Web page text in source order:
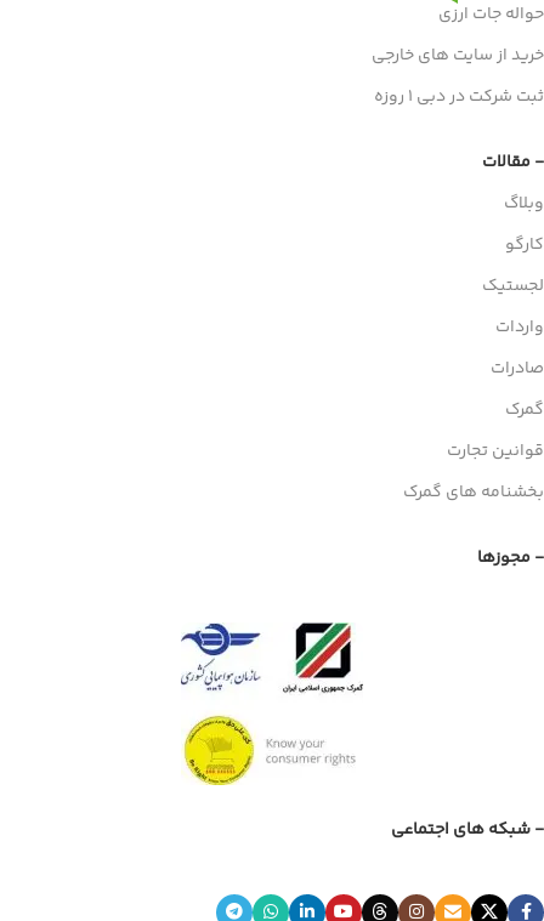
حواله جات ارزی
خرید از سایت های خارجی
ثبت شرکت در دبی 1 روزه
- مقالات
وبلاگ
کارگو
لجستیک
واردات
صادرات
گمرک
قوانین تجارت
بخشنامه های گمرک
- مجوزها
- شبکه های اجتماعی